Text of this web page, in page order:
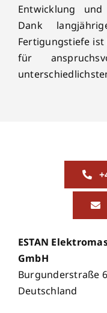
Entwicklung
Dank
Fertigungstiefe ist
für
ESTAN
GmbH
Burgunderstraße
Deutschland